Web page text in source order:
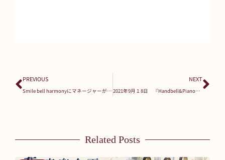
PREVIOUS
Smile bell harmonyにマネージャーが誕生します(#^^#)
NEXT
2021年9月１8日 『Handbell&Piano』アンサンブルコンサート開催
Related Posts